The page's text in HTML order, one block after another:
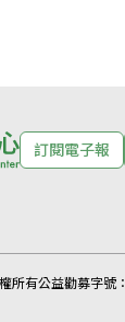
訂閱電子報
所有公益勸募字號：